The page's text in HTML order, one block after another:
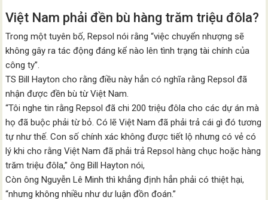
Việt Nam phải đền bù hàng trăm triệu đôla?
Trong một tuyên bố, Repsol nói rằng “việc chuyển nhượng sẽ
không gây ra tác động đáng kể nào lên tình trạng tài chính của
công ty”.
TS Bill Hayton cho rằng điều này hẳn có nghĩa rằng Repsol đã
nhận được đền bù từ Việt Nam.
“Tôi nghe tin rằng Repsol đã chi 200 triệu đôla cho các dự án mà
họ đã buộc phải từ bỏ. Có lẽ Việt Nam đã phải trả cái gì đó tương
tự như thế. Con số chính xác không được tiết lộ nhưng có vẻ có
lý khi cho rằng Việt Nam đã phải trả Repsol hàng chục hoặc hàng
trăm triệu đôla,” ông Bill Hayton nói,
Còn ông Nguyễn Lê Minh thì khẳng định hẳn phải có thiệt hại,
“nhưng không nhiều như dư luận đồn đoán.”